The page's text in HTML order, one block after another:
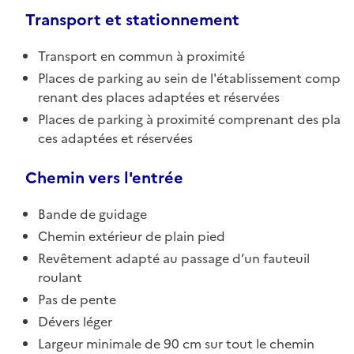
Transport et stationnement
Transport en commun à proximité
Places de parking au sein de l'établissement comp
renant des places adaptées et réservées
Places de parking à proximité comprenant des pla
ces adaptées et réservées
Chemin vers l'entrée
Bande de guidage
Chemin extérieur de plain pied
Revêtement adapté au passage d’un fauteuil
roulant
Pas de pente
Dévers léger
Largeur minimale de 90 cm sur tout le chemin